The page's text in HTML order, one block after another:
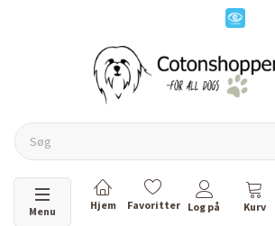
Skifte navigation
Menu